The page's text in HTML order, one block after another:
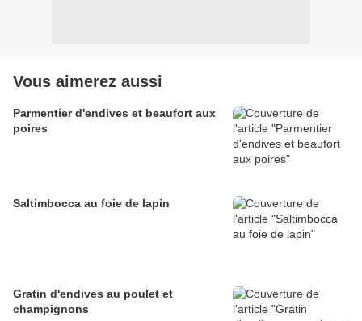
Vous aimerez aussi
Parmentier d'endives et beaufort aux
poires
Saltimbocca au foie de lapin
Gratin d'endives au poulet et
champignons